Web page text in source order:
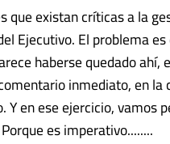
que existan críticas a la
Ejecutivo. El problema
haberse quedado ahí,
inmediato, en la
en ese ejercicio, vamos
es imperativo........